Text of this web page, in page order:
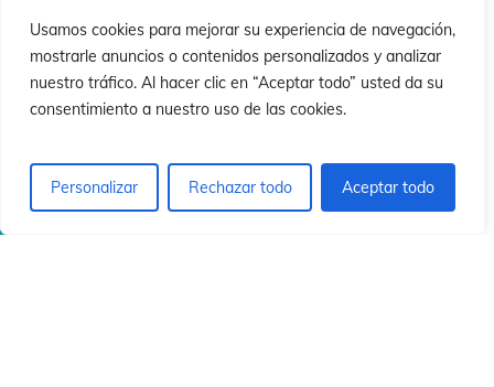
Usamos cookies para mejorar su experiencia de navegación,
mostrarle anuncios o contenidos personalizados y analizar
nuestro tráfico. Al hacer clic en “Aceptar todo” usted da su
consentimiento a nuestro uso de las cookies.
Personalizar Rechazar todo Aceptar todo